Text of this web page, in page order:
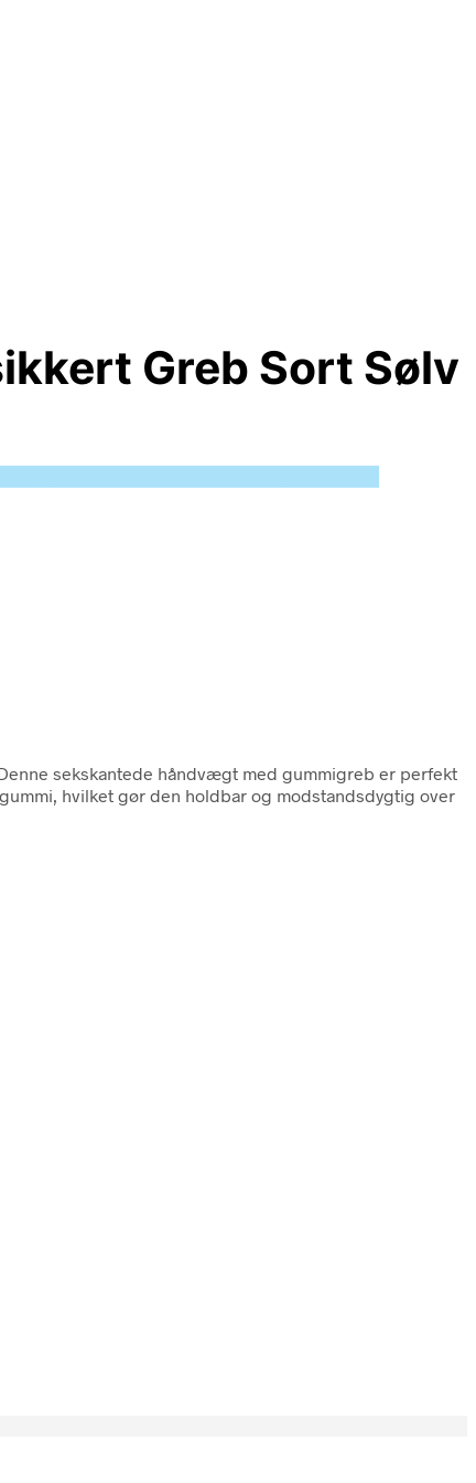
Greb Sort Sølv
Denne sekskantede håndvægt med gummigreb er perfekt
hvilket gør den holdbar og modstandsdygtig over